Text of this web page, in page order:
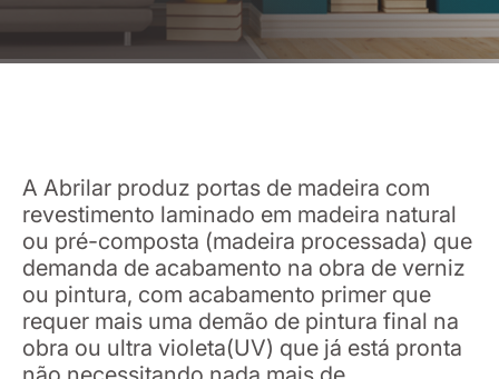
A Abrilar produz portas de madeira com
revestimento laminado em madeira natural
ou pré-composta (madeira processada) que
demanda de acabamento na obra de verniz
ou pintura, com acabamento primer que
requer mais uma demão de pintura final na
obra ou ultra violeta(UV) que já está pronta